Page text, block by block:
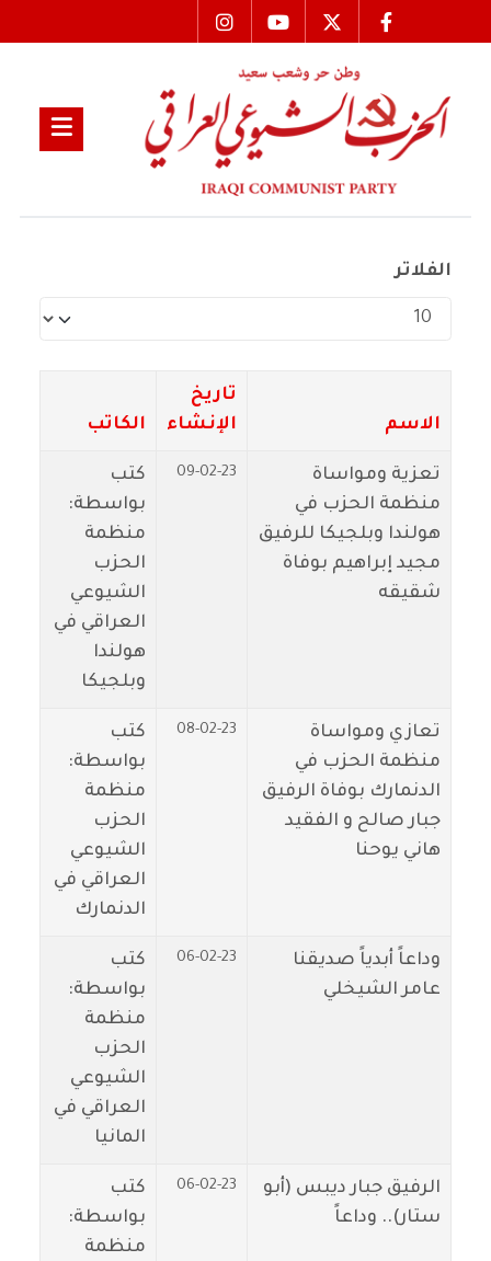
الفلاتر
عدد الإظهارات:
الاسم
تاريخ
الإنشاء
الكاتب
تعزية ومواساة
منظمة الحزب في
هولندا وبلجيكا للرفيق
مجيد إبراهيم بوفاة
شقيقه
09-02-23
كتب
بواسطة:
منظمة
الحزب
الشيوعي
العراقي في
هولندا
وبلجيكا
تعازي ومواساة
منظمة الحزب في
الدنمارك بوفاة الرفيق
جبار صالح و الفقيد
هاني يوحنا
08-02-23
كتب
بواسطة:
منظمة
الحزب
الشيوعي
العراقي في
الدنمارك
وداعاً أبدياً صديقنا
عامر الشيخلي
06-02-23
كتب
بواسطة:
منظمة
الحزب
الشيوعي
العراقي في
المانيا
الرفيق جبار ديبس (أبو
ستار).. وداعاً
06-02-23
كتب
بواسطة:
منظمة